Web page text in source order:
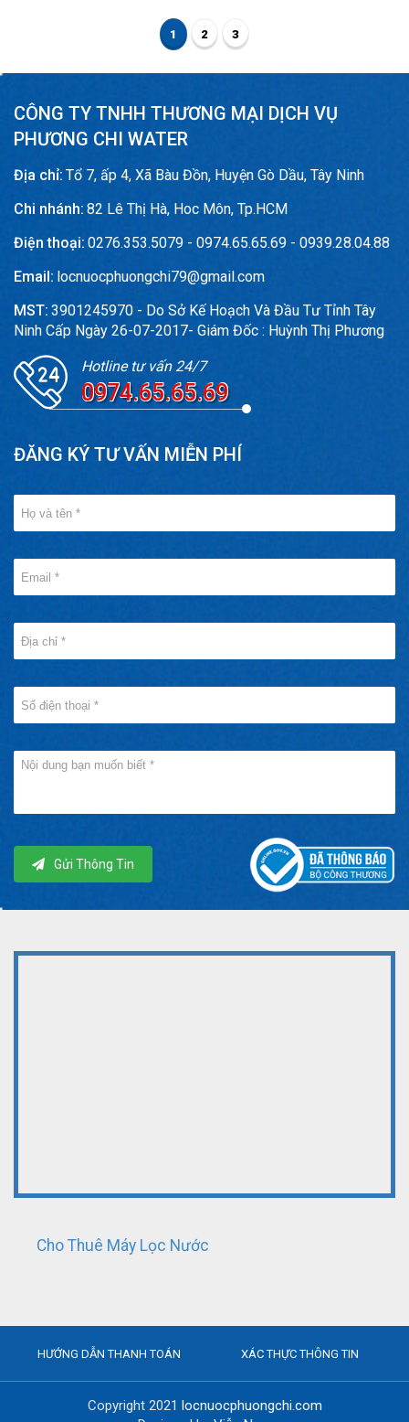
1 2 3
CÔNG TY TNHH THƯƠNG MẠI DỊCH VỤ
PHƯƠNG CHI WATER
Địa chỉ: Tổ 7, ấp 4, Xã Bàu Đồn, Huyện Gò Dầu, Tây Ninh
Chi nhánh: 82 Lê Thị Hà, Hoc Môn, Tp.HCM
Điện thoại: 0276.353.5079 - 0974.65.65.69 - 0939.28.04.88
Email: locnuocphuongchi79@gmail.com
MST: 3901245970 - Do Sở Kế Hoạch Và Đầu Tư Tỉnh Tây
Ninh Cấp Ngày 26-07-2017- Giám Đốc : Huỳnh Thị Phương
Hotline tư vấn 24/7
0974.65.65.69
ĐĂNG KÝ TƯ VẤN MIỄN PHÍ
Gửi Thông Tin
Cho Thuê Máy Lọc Nước
HƯỚNG DẪN THANH TOÁN XÁC THỰC THÔNG TIN
Copyright 2021 locnuocphuongchi.com